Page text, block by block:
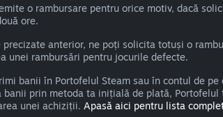
o rambursare pentru orice motiv, dacă
ore.
anterior, ne poți solicita totuși o
unei rambursări pentru jocurile defecte.
banii în Portofelul Steam sau în contul de
prin metoda ta inițială de plată,
unei achiziții. Apasă aici pentru lista